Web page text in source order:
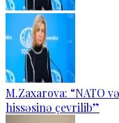
M.Zaxarova: “NATO
hissəsinə çevrilib”